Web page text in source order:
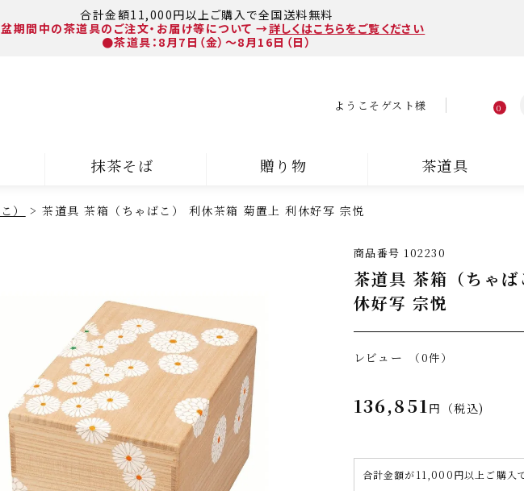
合計金額11,000円以上ご購入で全国送料無料
期間中の茶道具のご注文・お届け等について →詳しくはこちらをご覧ください
●茶道具：8月7日（金）～8月16日（日）
ようこそゲスト様 0
抹茶そば 贈り物 茶道具
） 茶道具 茶箱（ちゃばこ） 利休茶箱 菊置上 利休好写 宗悦
商品番号 102230
茶道具 茶箱（ちゃ
休好写 宗悦
レビュー （0件）
136,851 税込
合計金額が11,000円以上ご購入